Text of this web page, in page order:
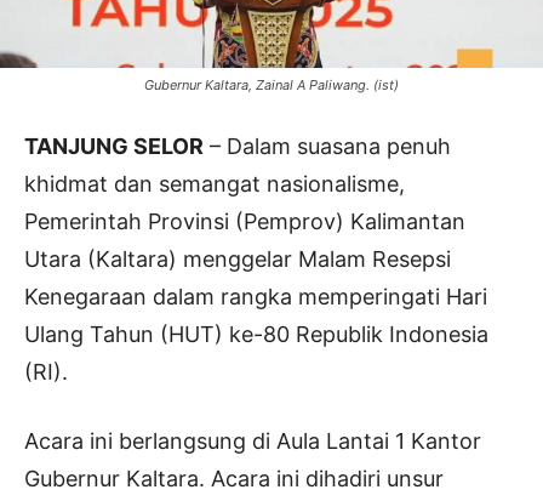
Gubernur Kaltara, Zainal A Paliwang. (ist)
TANJUNG SELOR – Dalam suasana penuh
khidmat dan semangat nasionalisme,
Pemerintah Provinsi (Pemprov) Kalimantan
Utara (Kaltara) menggelar Malam Resepsi
Kenegaraan dalam rangka memperingati Hari
Ulang Tahun (HUT) ke-80 Republik Indonesia
(RI).
Acara ini berlangsung di Aula Lantai 1 Kantor
Gubernur Kaltara. Acara ini dihadiri unsur